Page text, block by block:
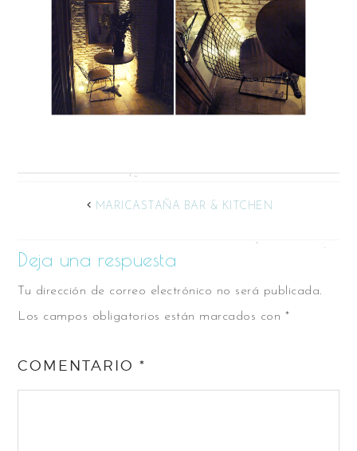
MARICASTAÑA BAR & KITCHEN
Deja una respuesta
Tu dirección de correo electrónico no será publicada.
Los campos obligatorios están marcados con *
COMENTARIO*